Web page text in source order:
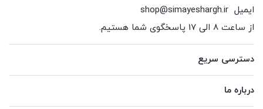
ایمیل shop@simayeshargh.ir
از ساعت 8 الی 17 پاسخگوی شما هستیم.
دسترسی سریع
درباره ما